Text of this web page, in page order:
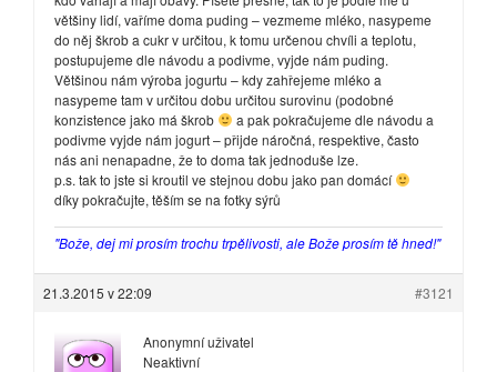
většiny lidí, vaříme doma puding – vezmeme mléko, nasypeme
do něj škrob a cukr v určitou, k tomu určenou chvíli a teplotu,
postupujeme dle návodu a podivme, vyjde nám puding.
Většinou nám výroba jogurtu – kdy zahřejeme mléko a
nasypeme tam v určitou dobu určitou surovinu (podobné
konzistence jako má škrob
a pak pokračujeme dle návodu a
podivme vyjde nám jogurt – přijde náročná, respektive, často
nás ani nenapadne, že to doma tak jednoduše lze.
p.s. tak to jste si kroutil ve stejnou dobu jako pan domácí
díky pokračujte, těším se na fotky sýrů
"Bože, dej mi prosím trochu trpělivosti, ale Bože prosím tě hned!"
21.3.2015 v 22:09 #3121
Anonymní uživatel
Neaktivní